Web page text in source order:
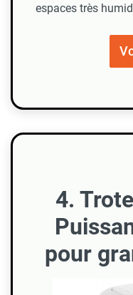
espaces très
4.
pour